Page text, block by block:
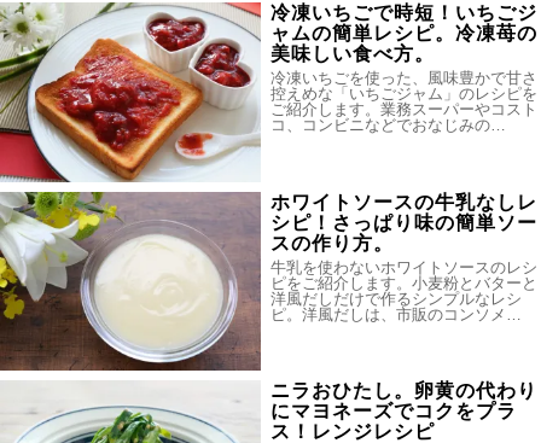
冷凍いちごで時短！いちごジ
ャムの簡単レシピ。冷凍苺の
美味しい食べ方。
冷凍いちごを使った、風味豊かで甘さ
控えめな「いちごジャム」のレシピを
ご紹介します。業務スーパーやコスト
コ、コンビニなどでおなじみの…
ホワイトソースの牛乳なしレ
シピ！さっぱり味の簡単ソー
スの作り方。
牛乳を使わないホワイトソースのレシ
ピをご紹介します。小麦粉とバターと
洋風だしだけで作るシンプルなレシ
ピ。洋風だしは、市販のコンソメ…
ニラおひたし。卵黄の代わり
にマヨネーズでコクをプラ
ス！レンジレシピ